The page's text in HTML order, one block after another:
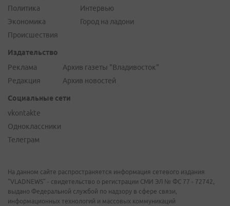
Политика
Экономика
Происшествия
Интервью
Город на ладони
Издательство
Реклама
Редакция
Архив газеты "Владивосток"
Архив новостей
Социальные сети
vkontakte
Одноклассники
Телеграм
На данном сайте распространяется информация сетевого издания
"VLADNEWS" - свидетельство о регистрации СМИ ЭЛ № ФС 77 - 72742,
выдано Федеральной службой по надзору в сфере связи,
информационных технологий и массовых коммуникаций